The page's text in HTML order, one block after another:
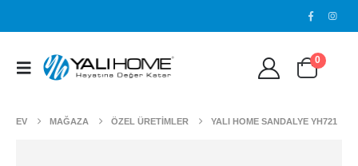
0
EV MAĞAZA ÖZEL ÜRETİMLER YALI HOME SANDALYE YH721